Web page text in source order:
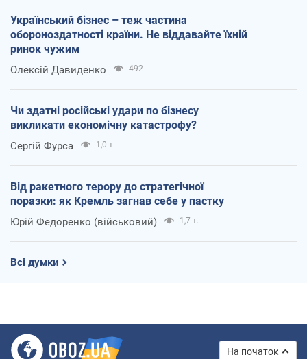
Український бізнес – теж частина
обороноздатності країни. Не віддавайте їхній
ринок чужим
Олексій Давиденко 492
Чи здатні російські удари по бізнесу
викликати економічну катастрофу?
Сергій Фурса 1,0 т.
Від ракетного терору до стратегічної
поразки: як Кремль загнав себе у пастку
Юрій Федоренко (військовий) 1,7 т.
Всі думки
На початок